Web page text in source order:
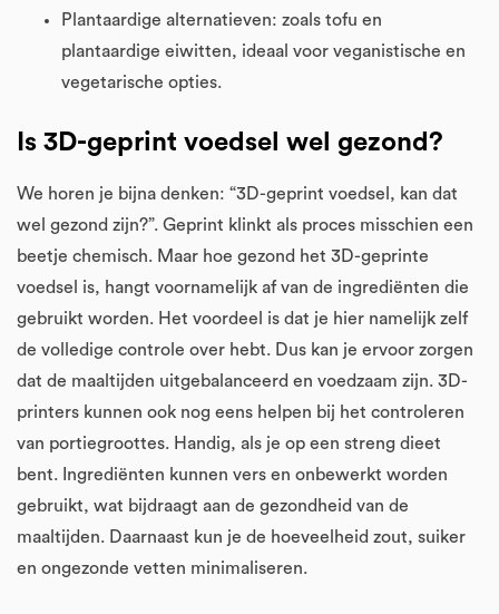
Plantaardige alternatieven: zoals tofu en
plantaardige eiwitten, ideaal voor veganistische en
vegetarische opties.
Is 3D-geprint voedsel wel gezond?
We horen je bijna denken: “3D-geprint voedsel, kan dat
wel gezond zijn?”. Geprint klinkt als proces misschien een
beetje chemisch. Maar hoe gezond het 3D-geprinte
voedsel is, hangt voornamelijk af van de ingrediënten die
gebruikt worden. Het voordeel is dat je hier namelijk zelf
de volledige controle over hebt. Dus kan je ervoor zorgen
dat de maaltijden uitgebalanceerd en voedzaam zijn. 3D-
printers kunnen ook nog eens helpen bij het controleren
van portiegroottes. Handig, als je op een streng dieet
bent. Ingrediënten kunnen vers en onbewerkt worden
gebruikt, wat bijdraagt aan de gezondheid van de
maaltijden. Daarnaast kun je de hoeveelheid zout, suiker
en ongezonde vetten minimaliseren.